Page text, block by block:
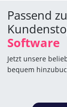
Passend
Software
Jetzt unsere
bequem